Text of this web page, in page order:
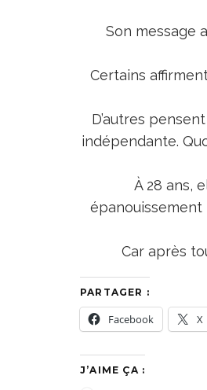
Son message
Certains
D’autres
indépendante.
À 28 ans,
Car après
PARTAGER :
Facebook X
J’AIME ÇA :